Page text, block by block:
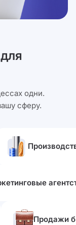
одни.
сферу.
Продажи